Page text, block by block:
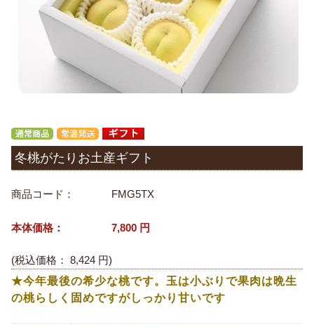
冬桃がたりお土産ギフト
商品コード： FMG5TX
本体価格： 7,800円
(税込価格： 8,424 円)
★今年最後の希少な桃です。玉は小ぶりで果肉は晩生
の桃らしく固めですがしっかり甘いです